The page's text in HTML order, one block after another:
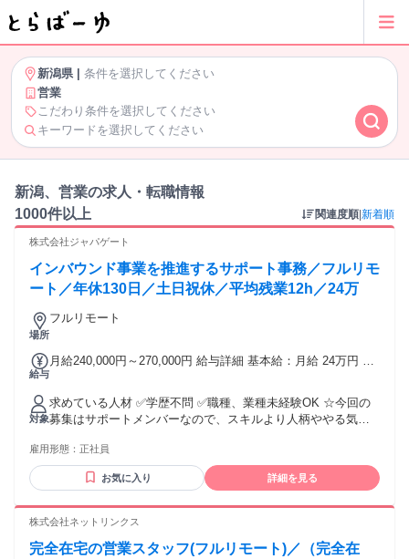
新潟県| 条件を選択してください
営業
こだわり条件を選択してください
キーワードを選択してください
新潟、営業の求人・転職情報
1000件以上
関連度順 新着順
株式会社ジャパゲート
インバウンド事業を推進するサポート事務／フルリモ
ート／年休130日／土日祝休／平均残業12h／24万
場所
フルリモート
給与
月給240,000円～270,000円 給与詳細 基本給：月給 24万円 〜
れる通勤・皆勤・家族手当金額：なし 全員に一律で支払われ
るその他手当金額：なし
対象
求めている人材 ✅学歴不問 ✅職種、業種未経験OK ☆今回の
募集はサポートメンバーなので、スキルより人柄ややる気を
東京オフィスに出社ができるメンバーを想定しています(日帰
りOK＋交通費1000円支給)。 ＜キャリアプラン＞ 🌸入社1～3
ヶ月 まずはジャパゲートのサービス内容や、外国人材の就業
い合わせ対応、日程調整などの基礎的な事務作業から慣れて
ート担当として、カウンセリング準備、選考進捗管理、入社
雇用形態： 正社員
お気に入り 詳細を見る
株式会社ネットリンクス
完全在宅の営業スタッフ(フルリモート)／（完全在